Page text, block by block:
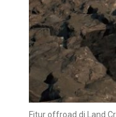
Fitur offroad di Land